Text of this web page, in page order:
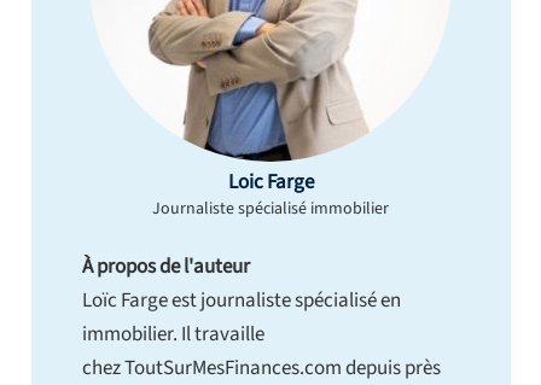
Loic Farge
Journaliste spécialisé immobilier
À propos de l'auteur
Loïc Farge est journaliste spécialisé en
immobilier. Il travaille
chez ToutSurMesFinances.com depuis près